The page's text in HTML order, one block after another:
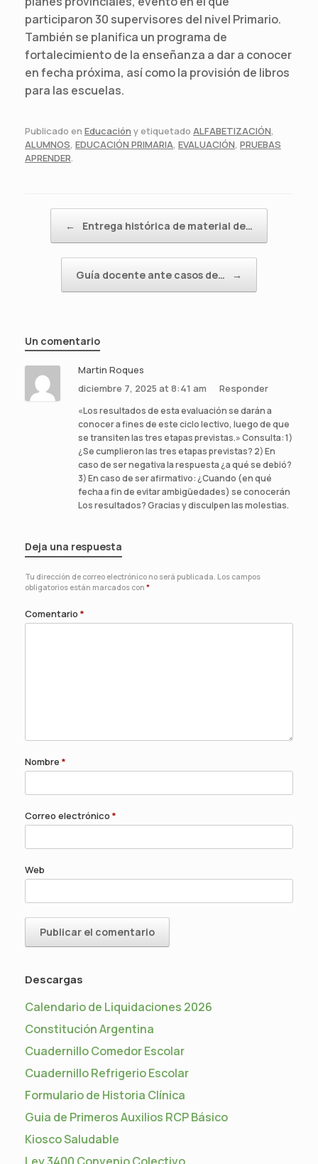
participaron 30 supervisores del nivel Primario.
También se planifica un programa de
fortalecimiento de la enseñanza a dar a conocer
en fecha próxima, así como la provisión de libros
para las escuelas.
Publicado en Educación y etiquetado ALFABETIZACIÓN,
ALUMNOS, EDUCACIÓN PRIMARIA, EVALUACIÓN, PRUEBAS
APRENDER.
← Entrega histórica de material de…
Guía docente ante casos de… →
Un comentario
Martin Roques
diciembre 7, 2025 at 8:41 am
Responder
«Los resultados de esta evaluación se darán a
conocer a fines de este ciclo lectivo, luego de que
se transiten las tres etapas previstas.» Consulta: 1)
¿Se cumplieron las tres etapas previstas? 2) En
caso de ser negativa la respuesta ¿a qué se debió?
3) En caso de ser afirmativo: ¿Cuando (en qué
fecha a fin de evitar ambigüedades) se conocerán
Los resultados? Gracias y disculpen las molestias.
Deja una respuesta
Tu dirección de correo electrónico no será publicada. Los campos
obligatorios están marcados con *
Comentario *
Nombre *
Correo electrónico *
Web
Descargas
Calendario de Liquidaciones 2026
Constitución Argentina
Cuadernillo Comedor Escolar
Cuadernillo Refrigerio Escolar
Formulario de Historia Clínica
Guia de Primeros Auxilios RCP Básico
Kiosco Saludable